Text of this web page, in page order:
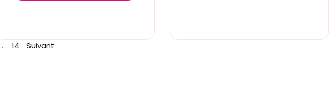
… 14 Suivant